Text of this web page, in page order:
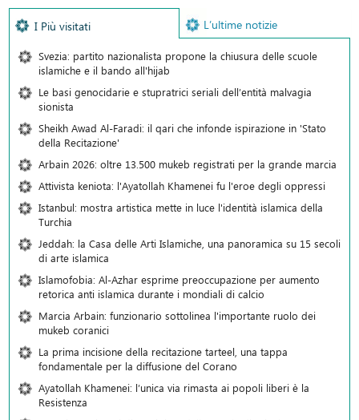
I Più visitati L’ultime notizie
Svezia: partito nazionalista propone la chiusura delle scuole
islamiche e il bando all'hijab
Le basi genocidarie e stupratrici seriali dell’entità malvagia
sionista
Sheikh Awad Al-Faradi: il qari che infonde ispirazione in 'Stato
della Recitazione'
Arbain 2026: oltre 13.500 mukeb registrati per la grande marcia
Attivista keniota: l'Ayatollah Khamenei fu l'eroe degli oppressi
Istanbul: mostra artistica mette in luce l'identità islamica della
Turchia
Jeddah: la Casa delle Arti Islamiche, una panoramica su 15 secoli
di arte islamica
Islamofobia: Al-Azhar esprime preoccupazione per aumento
retorica anti islamica durante i mondiali di calcio
Marcia Arbain: funzionario sottolinea l'importante ruolo dei
mukeb coranici
La prima incisione della recitazione tarteel, una tappa
fondamentale per la diffusione del Corano
Ayatollah Khamenei: l’unica via rimasta ai popoli liberi è la
Resistenza